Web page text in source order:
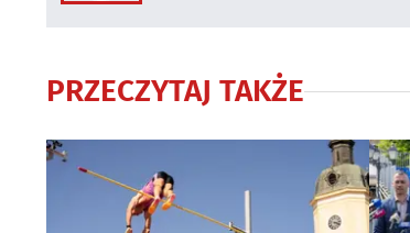
PRZECZYTAJ TAKŻE